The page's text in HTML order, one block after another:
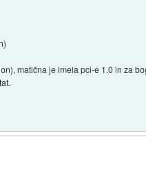
matična je imela pci-e 1.0 in za